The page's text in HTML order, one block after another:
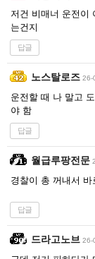
저건 비매너 운전이
는건지
답글
노스탈로즈 26-
운전할 때 나 말고
야 함
답글
월급루팡전문
경찰이 총 꺼내서
답글
드라고노브 26-